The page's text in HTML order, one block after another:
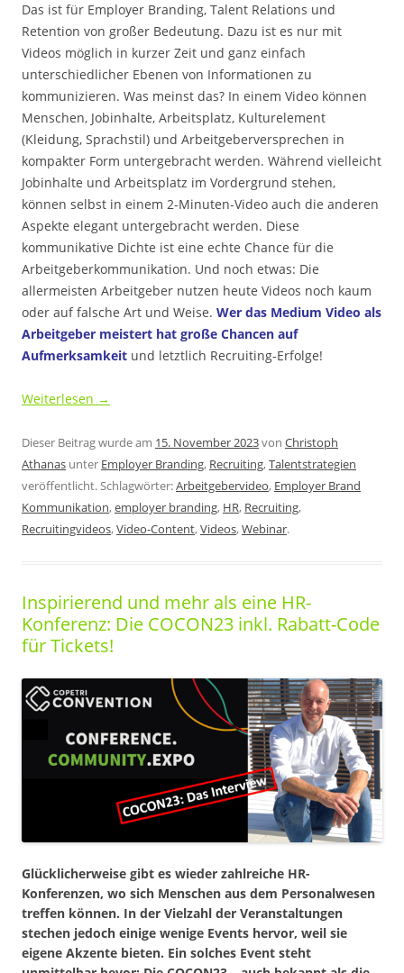
Das ist für Employer Branding, Talent Relations und
Retention von großer Bedeutung. Dazu ist es nur mit
Videos möglich in kurzer Zeit und ganz einfach
unterschiedlicher Ebenen von Informationen zu
kommunizieren. Was meinst das? In einem Video können
Menschen, Jobinhalte, Arbeitsplatz, Kulturelement
(Kleidung, Sprachstil) und Arbeitgeberversprechen in
kompakter Form untergebracht werden. Während vielleicht
Jobinhalte und Arbeitsplatz im Vordergrund stehen,
können selbst in einem 2-Minuten-Video auch die anderen
Aspekte elegant untergebracht werden. Diese
kommunikative Dichte ist eine echte Chance für die
Arbeitgeberkommunikation. Und noch etwas: Die
allermeisten Arbeitgeber nutzen heute Videos noch kaum
oder auf falsche Art und Weise. Wer das Medium Video als
Arbeitgeber meistert hat große Chancen auf
Aufmerksamkeit und letztlich Recruiting-Erfolge!
Weiterlesen →
Dieser Beitrag wurde am 15. November 2023von Christoph
Athanas unter Employer Branding, Recruiting,Talentstrategien
veröffentlicht. Schlagwörter:Arbeitgebervideo, Employer Brand
Kommunikation,employer branding, HR, Recruiting,
Recruitingvideos,Video-Content,Videos,Webinar.
Inspirierend und mehr als eine HR-
Konferenz: Die COCON23 inkl. Rabatt-Code
für Tickets!
Glücklicherweise gibt es wieder zahlreiche HR-
Konferenzen, wo sich Menschen aus dem Personalwesen
treffen können. In der Vielzahl der Veranstaltungen
stechen jedoch einige wenige Events hervor, weil sie
eigene Akzente bieten. Ein solches Event steht